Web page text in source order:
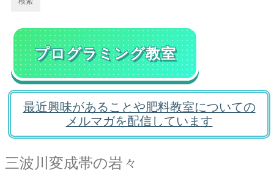
プログラミング教室
最近興味があることや肥料教室についての
メルマガを配信しています
三波川変成帯の岩々